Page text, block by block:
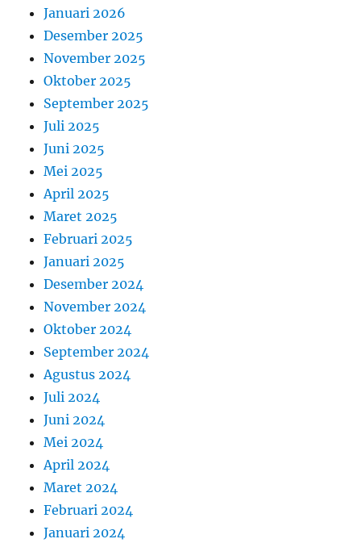
Januari 2026
Desember 2025
November 2025
Oktober 2025
September 2025
Juli 2025
Juni 2025
Mei 2025
April 2025
Maret 2025
Februari 2025
Januari 2025
Desember 2024
November 2024
Oktober 2024
September 2024
Agustus 2024
Juli 2024
Juni 2024
Mei 2024
April 2024
Maret 2024
Februari 2024
Januari 2024